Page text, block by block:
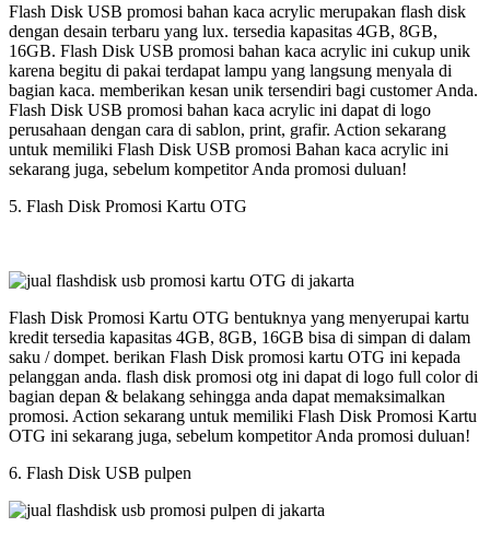
Flash Disk USB promosi bahan kaca acrylic merupakan flash disk
dengan desain terbaru yang lux. tersedia kapasitas 4GB, 8GB,
16GB. Flash Disk USB promosi bahan kaca acrylic ini cukup unik
karena begitu di pakai terdapat lampu yang langsung menyala di
bagian kaca. memberikan kesan unik tersendiri bagi customer Anda.
Flash Disk USB promosi bahan kaca acrylic ini dapat di logo
perusahaan dengan cara di sablon, print, grafir. Action sekarang
untuk memiliki Flash Disk USB promosi Bahan kaca acrylic ini
sekarang juga, sebelum kompetitor Anda promosi duluan!
5. Flash Disk Promosi Kartu OTG
Flash Disk Promosi Kartu OTG bentuknya yang menyerupai kartu
kredit tersedia kapasitas 4GB, 8GB, 16GB bisa di simpan di dalam
saku / dompet. berikan Flash Disk promosi kartu OTG ini kepada
pelanggan anda. flash disk promosi otg ini dapat di logo full color di
bagian depan & belakang sehingga anda dapat memaksimalkan
promosi. Action sekarang untuk memiliki Flash Disk Promosi Kartu
OTG ini sekarang juga, sebelum kompetitor Anda promosi duluan!
6. Flash Disk USB pulpen